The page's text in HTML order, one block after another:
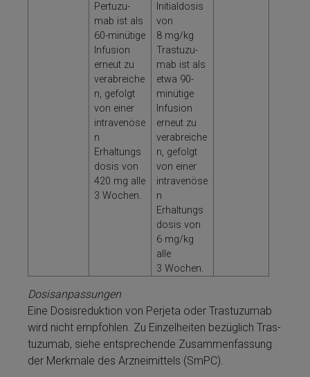
Per­tu­zu­
mab ist als
60-minütige
Infusion
erneut zu
verabreiche
n, gefolgt
von ei­ner
intravenöse
n
Erhaltungs
dosis von
420 mg alle
3 Wochen.
Initialdosis
von
8 mg/kg
Tras­tu­zu­
mab ist als
et­wa 90-
minütige
Infusion
erneut zu
verabreiche
n, gefolgt
von ei­ner
intravenöse
n
Erhaltungs
dosis von
6 mg/kg
alle
3 Wochen.
Dosis­an­pas­sun­gen
Eine Dosisreduktion von Perjeta­ oder Tras­tu­zu­mab
wird nicht empfohlen. Zu Einzelheiten bezüglich Tras­
tu­zu­mab, siehe ent­sprechende Zusammenfassung
der Merkmale des Arzneimit­tels (SmPC).